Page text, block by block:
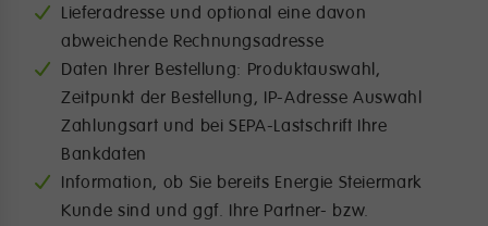
Lieferadresse und optional eine davon
abweichende Rechnungsadresse
Daten Ihrer Bestellung: Produktauswahl,
Zeitpunkt der Bestellung, IP-Adresse Auswahl
Zahlungsart und bei SEPA-Lastschrift Ihre
Bankdaten
Information, ob Sie bereits Energie Steiermark
Kunde sind und ggf. Ihre Partner- bzw.